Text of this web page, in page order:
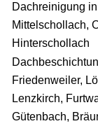
Dachreinigung
Mittelschollach,
Hinterschollach
Friedenweiler,
Lenzkirch,
Gütenbach,